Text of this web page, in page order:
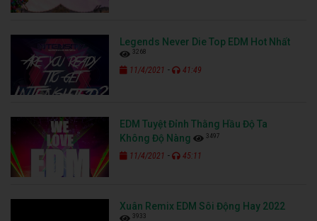
Legends Never Die Top EDM Hot Nhất
3268
11/4/2021 - 41:49
EDM Tuyệt Đỉnh Thằng Hầu Độ Ta
Không Độ Nàng
3497
11/4/2021 - 45:11
Xuân Remix EDM Sôi Động Hay 2022
3933